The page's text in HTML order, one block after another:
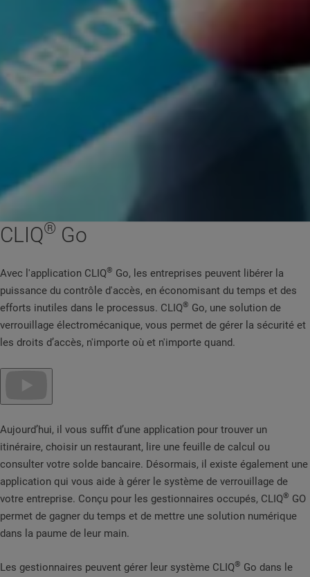
CLIQ® Go
Avec l'application CLIQ® Go, les entreprises peuvent libérer la
puissance du contrôle d'accès, en économisant du temps et des
efforts inutiles dans le processus. CLIQ® Go, une solution de
verrouillage électromécanique, vous permet de gérer la sécurité et
les droits d’accès, n'importe où et n'importe quand.
Aujourd’hui, il vous suffit d’une application pour trouver un
itinéraire, choisir un restaurant, lire une feuille de calcul ou
consulter votre solde bancaire. Désormais, il existe également une
application qui vous aide à gérer le système de verrouillage de
votre entreprise. Conçu pour les gestionnaires occupés, CLIQ® GO
permet de gagner du temps et de mettre une solution numérique
dans la paume de leur main.
Les gestionnaires peuvent gérer leur système CLIQ® Go dans le